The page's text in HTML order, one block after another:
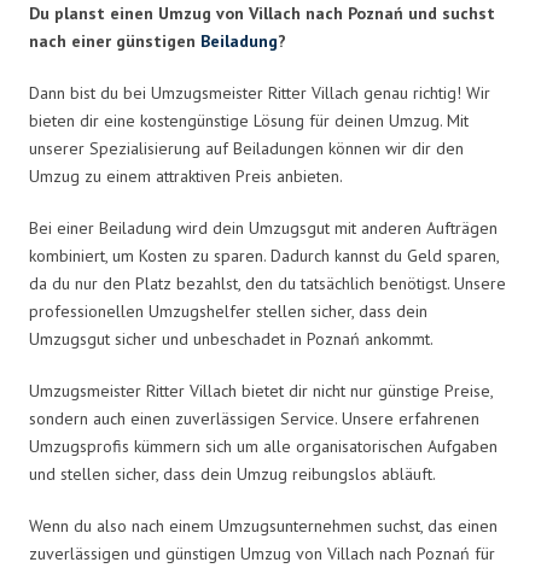
Du planst einen Umzug von Villach nach Poznań und suchst
nach einer günstigen Beiladung?
Dann bist du bei Umzugsmeister Ritter Villach genau richtig! Wir
bieten dir eine kostengünstige Lösung für deinen Umzug. Mit
unserer Spezialisierung auf Beiladungen können wir dir den
Umzug zu einem attraktiven Preis anbieten.
Bei einer Beiladung wird dein Umzugsgut mit anderen Aufträgen
kombiniert, um Kosten zu sparen. Dadurch kannst du Geld sparen,
da du nur den Platz bezahlst, den du tatsächlich benötigst. Unsere
professionellen Umzugshelfer stellen sicher, dass dein
Umzugsgut sicher und unbeschadet in Poznań ankommt.
Umzugsmeister Ritter Villach bietet dir nicht nur günstige Preise,
sondern auch einen zuverlässigen Service. Unsere erfahrenen
Umzugsprofis kümmern sich um alle organisatorischen Aufgaben
und stellen sicher, dass dein Umzug reibungslos abläuft.
Wenn du also nach einem Umzugsunternehmen suchst, das einen
zuverlässigen und günstigen Umzug von Villach nach Poznań für